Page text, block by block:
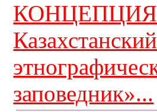
КОНЦЕПЦИЯ
заповедник»...